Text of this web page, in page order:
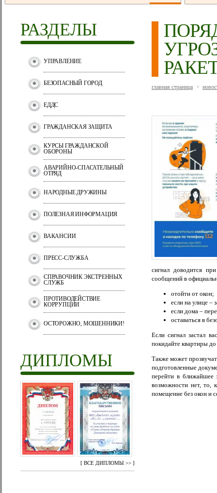
РАЗДЕЛЫ
УПРАВЛЕНИЕ
БЕЗОПАСНЫЙ ГОРОД
ЕДДС
ГРАЖДАНСКАЯ ЗАЩИТА
КУРСЫ ГРАЖДАНСКОЙ
ОБОРОНЫ
АВАРИЙНО-СПАСАТЕЛЬНЫЙ
ОТРЯД
НАРОДНЫЕ ДРУЖИНЫ
ПОЛЕЗНАЯ ИНФОРМАЦИЯ
ВАКАНСИИ
ПРЕСС-СЛУЖБА
СПРАВОЧНИК ЭКСТРЕННЫХ
СЛУЖБ
ПРОТИВОДЕЙСТВИЕ
КОРРУПЦИИ
ОСТОРОЖНО, МОШЕННИКИ!
ДИПЛОМЫ
[ ВСЕ ДИПЛОМЫ >> ]
главная страница >
сигнал доводится
сообщений в
отойти от окон;
если на улице –
если дома –
оставаться в
Если сигнал застал
покидайте квартиры
Также может
подготовленные
перейти в ближайшее
возможности нет, то,
помещение без окон и